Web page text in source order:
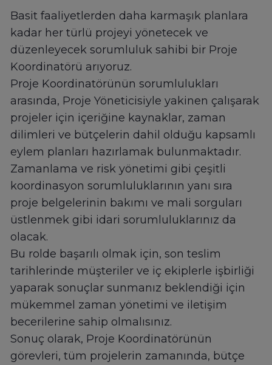
Basit faaliyetlerden daha karmaşık planlara
kadar her türlü projeyi yönetecek ve
düzenleyecek sorumluluk sahibi bir Proje
Koordinatörü arıyoruz.
Proje Koordinatörünün sorumlulukları
arasında, Proje Yöneticisiyle yakinen çalışarak
projeler için içeriğine kaynaklar, zaman
dilimleri ve bütçelerin dahil olduğu kapsamlı
eylem planları hazırlamak bulunmaktadır.
Zamanlama ve risk yönetimi gibi çeşitli
koordinasyon sorumluluklarının yanı sıra
proje belgelerinin bakımı ve mali sorguları
üstlenmek gibi idari sorumluluklarınız da
olacak.
Bu rolde başarılı olmak için, son teslim
tarihlerinde müşteriler ve iç ekiplerle işbirliği
yaparak sonuçlar sunmanız beklendiği için
mükemmel zaman yönetimi ve iletişim
becerilerine sahip olmalısınız.
Sonuç olarak, Proje Koordinatörünün
görevleri, tüm projelerin zamanında, bütçe